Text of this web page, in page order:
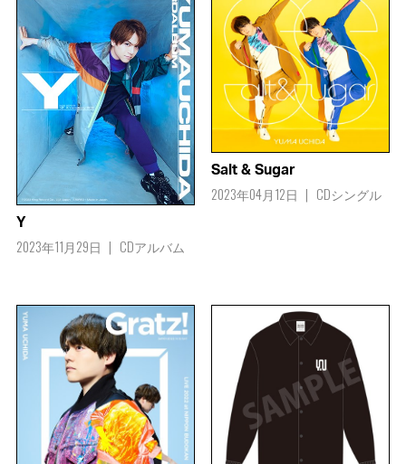
Y
2023年11月29日 CDアルバム
Salt & Sugar
2023年04月12日 CDシングル